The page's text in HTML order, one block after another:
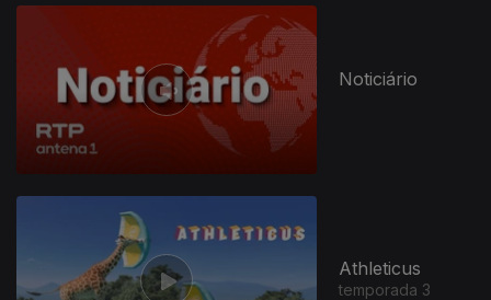
Noticiário
Athleticus
temporada 3